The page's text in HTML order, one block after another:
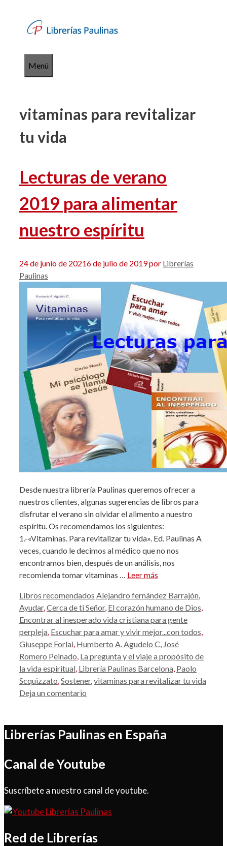
contenido
Menú
vitaminas para revitalizar
tu vida
Lecturas de verano
2019 para alimentar
nuestro espíritu
24 de junio de 20216 de julio de 2019por Librerías
Paulinas
Desde nuestra librería Paulinas queremos ofrecer a
nuestros clientes, algunas sugerencias de libros para
disfrutar el verano sin olvidar el alimento a nuestro
espíritu. Os recomendamos los siguientes:
1.-«Vitaminas. Para revitalizar tu vida». Ed. Paulinas A
veces, cuando le decimos al médico que no nos
encontramos bien, después de un análisis, nos
recomienda tomar vitaminas … Leer más
Categorías
Libros recomendados Etiquetas
Alejandro fernández Barrajón,
Ayudar,Cerca de ti Señor, El corazón humano de Dios,
Encontrar al inesperado vida cristiana para gente
perpleja, Escuchar para amar y vivir mejor...con todos,
Giuseppe Forlai, Humberto A. Agudelo C, José
Romero Peinado, La pregunta y el viaje a propósito de
la vida espiritual, Librería Paulinas Barcelona, Paolo
Scquizzato,Sostener,vitaminas para revitalizar tu vida
Deja un comentario
Librerías Paulinas en España
Canal de Youtube
Suscríbete a nuestro canal de youtube.
Red de Librerías